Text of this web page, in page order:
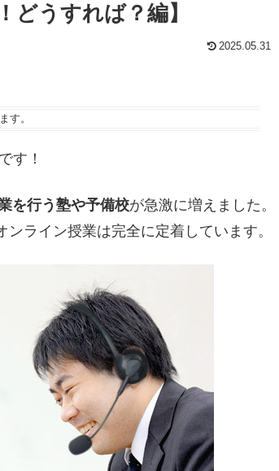
どうすれば？編】
2025.05.31
す。
す！
を行う塾や予備校が急激に増えました。
ライン授業は完全に定着しています。